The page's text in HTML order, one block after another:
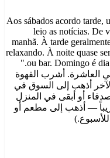
"Aos sábados acordo tarde,
leio as notícias. De
manhã. À tarde
relaxando. À noite quase
ou bar. Domingo é dia de descansar e preparar a semana."
العاشرة. أشرب القهوة
أذهب إلى السوق في
أو أبقى في المنزل
— أذهب إلى مطعم أو
للأسبوع.)